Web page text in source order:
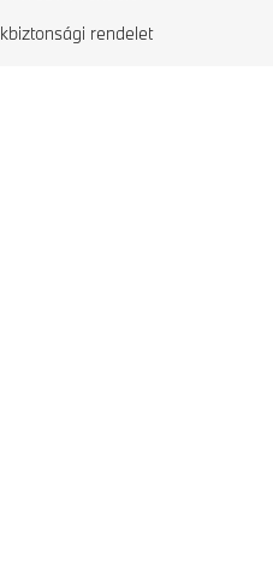
rendelet